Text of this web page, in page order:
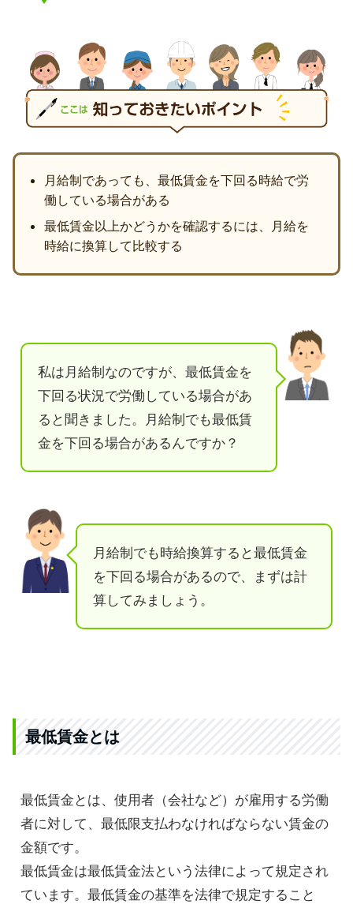
月給制であっても、最低賃金を下回る時給で労
働している場合がある
最低賃金以上かどうかを確認するには、月給を
時給に換算して比較する
私は月給制なのですが、最低賃金を
下回る状況で労働している場合があ
ると聞きました。月給制でも最低賃
金を下回る場合があるんですか？
月給制でも時給換算すると最低賃金
を下回る場合があるので、まずは計
算してみましょう。
最低賃金とは
最低賃金とは、使用者（会社など）が雇用する労働
者に対して、最低限支払わなければならない賃金の
金額です。
最低賃金は最低賃金法という法律によって規定され
ています。最低賃金の基準を法律で規定すること